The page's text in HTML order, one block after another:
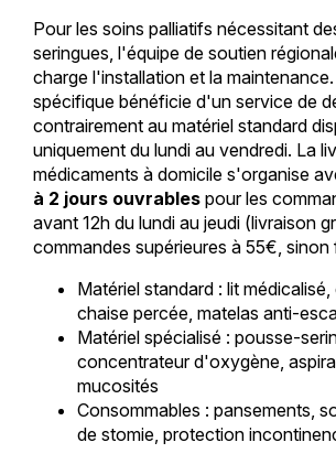
Pour les soins palliatifs nécessitant
seringues, l'équipe de soutien
charge l'installation et la
spécifique bénéficie d'un service de
contrairement au matériel standard
uniquement du lundi au vendredi. La
médicaments à domicile s'organise
à 2 jours ouvrablespour les
avant 12h du lundi au jeudi (livraison
commandes supérieures à 55€,
Matériel standard : lit médicalisé,
chaise percée, matelas anti-
Matériel spécialisé : pousse-
concentrateur d'oxygène,
mucosités
Consommables : pansements,
de stomie, protection